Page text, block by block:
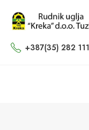
+387(35) 282 111